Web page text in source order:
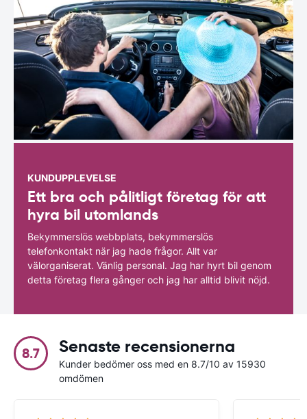
KUNDUPPLEVELSE
Ett bra och pålitligt företag för att
hyra bil utomlands
Bekymmerslös webbplats, bekymmerslös
telefonkontakt när jag hade frågor. Allt var
välorganiserat. Vänlig personal. Jag har hyrt bil genom
detta företag flera gånger och jag har alltid blivit nöjd.
8.7 Senaste recensionerna
Kunder bedömer oss med en 8.7/10 av 15930
omdömen